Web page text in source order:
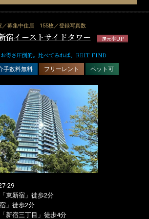
／募集中住居 155枚／登録写真数
宿イーストサイドタワー 還元率UP
得さ圧倒的。比べてみれば、REIT FIND
手数料無料 フリーレント ペット可
29
東新宿」徒歩2分
」徒歩2分
新宿三丁目」徒歩4分